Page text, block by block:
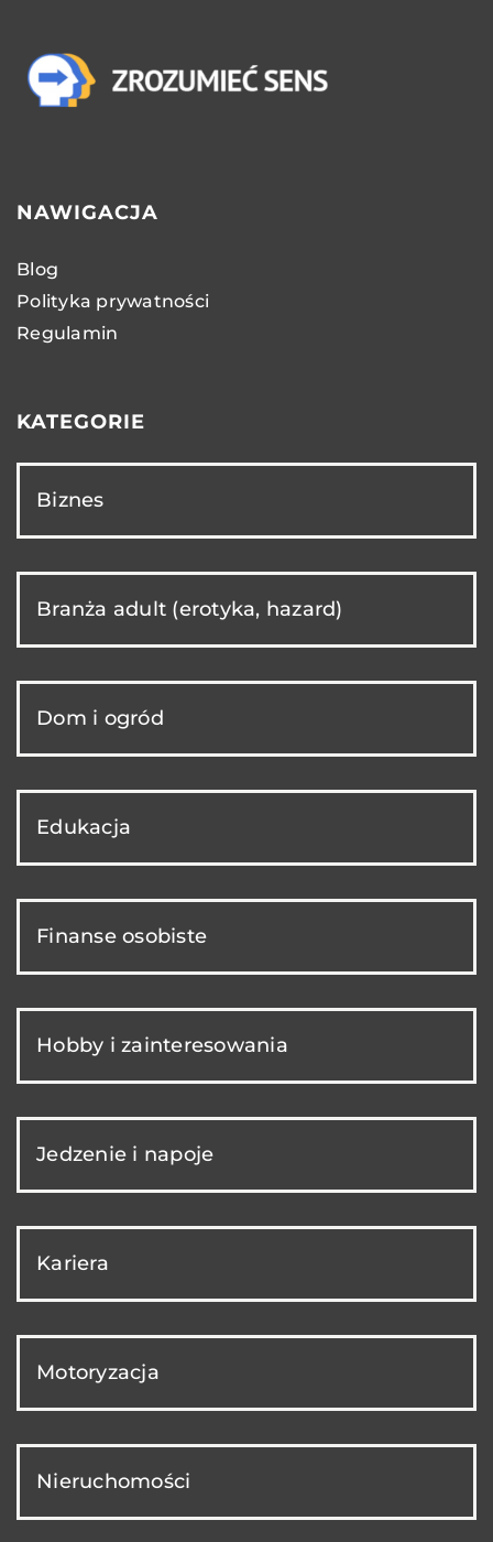
NAWIGACJA
Blog
Polityka prywatności
Regulamin
KATEGORIE
Biznes
Branża adult (erotyka, hazard)
Dom i ogród
Edukacja
Finanse osobiste
Hobby i zainteresowania
Jedzenie i napoje
Kariera
Motoryzacja
Nieruchomości